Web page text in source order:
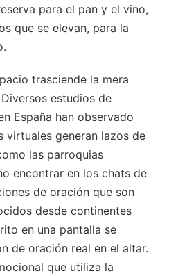
para el pan y el vino,
que se elevan, para la
trasciende la mera
estudios de
España han observado
virtuales generan lazos de
las parroquias
encontrar en los chats de
de oración que son
desde continentes
en una pantalla se
de oración real en el altar.
que utiliza la